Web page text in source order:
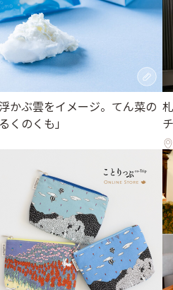
かぶ雲をイメージ。てん菜の
くのくも」